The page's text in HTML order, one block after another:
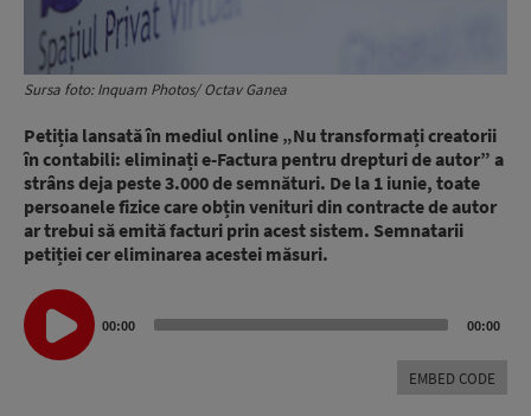
Sursa foto: Inquam Photos/ Octav Ganea
Petiția lansată în mediul online „Nu transformați creatorii
în contabili: eliminați e-Factura pentru drepturi de autor” a
strâns deja peste 3.000 de semnături. De la 1 iunie, toate
persoanele fizice care obțin venituri din contracte de autor
ar trebui să emită facturi prin acest sistem. Semnatarii
petiției cer eliminarea acestei măsuri.
Audio
Player
00:00 00:00
EMBED CODE